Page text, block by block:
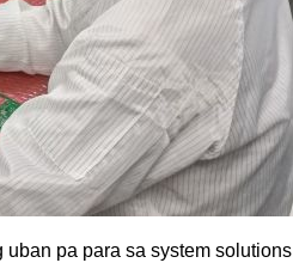
pa para sa system solutions